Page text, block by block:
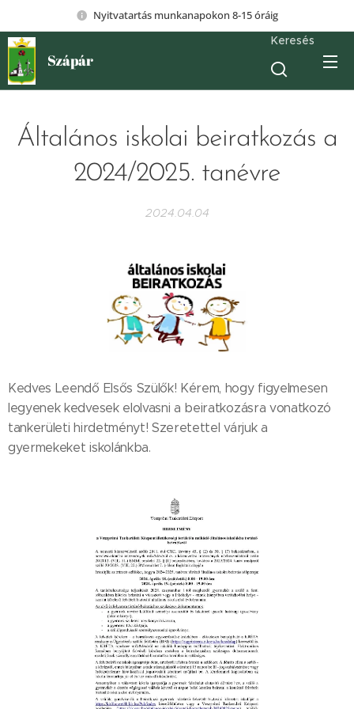
Nyitvatartás munkanapokon 8-15 óráig
Szápár
Keresés
Általános iskolai beiratkozás a
2024/2025. tanévre
2024.04.04
Kedves Leendő Elsős Szülők! Kérem, hogy figyelmesen
legyenek kedvesek elolvasni a beiratkozásra vonatkozó
tankerületi hirdetményt! Szeretettel várjuk a
gyermekeket iskolánkba.